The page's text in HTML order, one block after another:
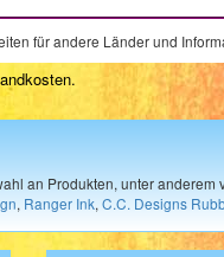
für andere Länder und
.
an Produkten, unter anderem
, Ranger Ink, C.C. Designs